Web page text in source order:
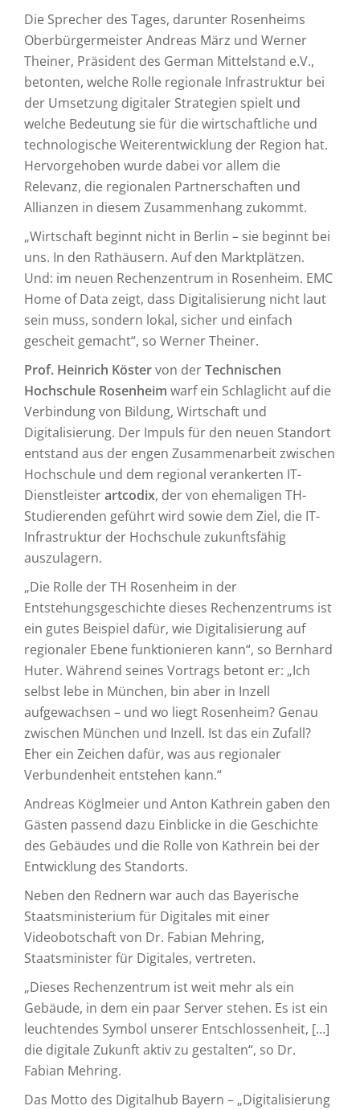
Die Sprecher des Tages, darunter Rosenheims
Oberbürgermeister Andreas März und Werner
Theiner, Präsident des German Mittelstand e.V.,
betonten, welche Rolle regionale Infrastruktur bei
der Umsetzung digitaler Strategien spielt und
welche Bedeutung sie für die wirtschaftliche und
technologische Weiterentwicklung der Region hat.
Hervorgehoben wurde dabei vor allem die
Relevanz, die regionalen Partnerschaften und
Allianzen in diesem Zusammenhang zukommt.
„Wirtschaft beginnt nicht in Berlin – sie beginnt bei
uns. In den Rathäusern. Auf den Marktplätzen.
Und: im neuen Rechenzentrum in Rosenheim. EMC
Home of Data zeigt, dass Digitalisierung nicht laut
sein muss, sondern lokal, sicher und einfach
gescheit gemacht“, so Werner Theiner.
Prof. Heinrich Köstervon derTechnischen
Hochschule Rosenheim warf ein Schlaglicht auf die
Verbindung von Bildung, Wirtschaft und
Digitalisierung. Der Impuls für den neuen Standort
entstand aus der engen Zusammenarbeit zwischen
Hochschule und dem regional verankerten IT-
Dienstleisterartcodix, der von ehemaligen TH-
Studierenden geführt wird sowie dem Ziel, die IT-
Infrastruktur der Hochschule zukunftsfähig
auszulagern.
„Die Rolle der TH Rosenheim in der
Entstehungsgeschichte dieses Rechenzentrums ist
ein gutes Beispiel dafür, wie Digitalisierung auf
regionaler Ebene funktionieren kann“, so Bernhard
Huter. Während seines Vortrags betont er: „Ich
selbst lebe in München, bin aber in Inzell
aufgewachsen – und wo liegt Rosenheim? Genau
zwischen München und Inzell. Ist das ein Zufall?
Eher ein Zeichen dafür, was aus regionaler
Verbundenheit entstehen kann.“
Andreas Köglmeier und Anton Kathrein gaben den
Gästen passend dazu Einblicke in die Geschichte
des Gebäudes und die Rolle von Kathrein bei der
Entwicklung des Standorts.
Neben den Rednern war auch das Bayerische
Staatsministerium für Digitales mit einer
Videobotschaft von Dr. Fabian Mehring,
Staatsminister für Digitales, vertreten.
„Dieses Rechenzentrum ist weit mehr als ein
Gebäude, in dem ein paar Server stehen. Es ist ein
leuchtendes Symbol unserer Entschlossenheit, […]
die digitale Zukunft aktiv zu gestalten“, so Dr.
Fabian Mehring.
Das Motto des Digitalhub Bayern – „Digitalisierung